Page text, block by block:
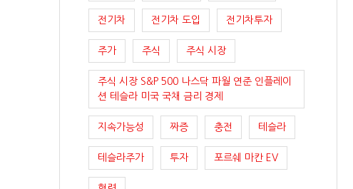
전기차 전기차 도입 전기차투자
주가 주식 주식 시장
주식 시장 S&P 500 나스닥 파월 연준 인플레이
션 테슬라 미국 국채 금리 경제
지속가능성 짜증 충전 테슬라
테슬라주가 투자 포르쉐 마칸 EV